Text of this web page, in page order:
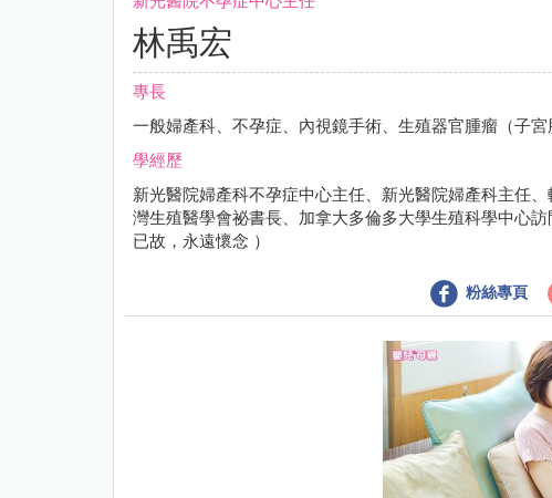
林禹宏
專長
一般婦產科、不孕症、內視鏡手術、生殖器官腫瘤（子宮
學經歷
新光醫院婦產科不孕症中心主任、新光醫院婦產科主任
灣生殖醫學會祕書長、加拿大多倫多大學生殖科學中心
已故，永遠懷念 ）
粉絲專頁